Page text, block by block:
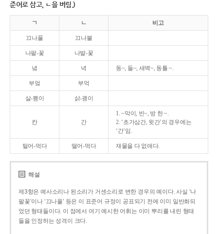
준어로 삼고, ㄴ을 버림.)
ㄱ ㄴ 비고
끄나풀 끄나불
나팔-꽃 나발-꽃
녘 녁 동~, 들~, 새벽~, 동틀 ~.
부엌 부억
살-쾡이 삵-괭이
칸 간
1. ~막이, 빈~, 방 한 ~.
2. ‘초가삼간, 윗간’의 경우에는
‘간’임.
털어-먹다 떨어-먹다 재물을 다 없애다.
해설
제3항은 예사소리나 된소리가 거센소리로 변한 경우의 예이다. 사실 ‘나
팔꽃’이나 ‘끄나풀’ 등은 이 표준어 규정이 공표되기 전에 이미 일반화되
었던 형태들이다. 이 점에서 여기 예시한 어휘는 이미 뿌리를 내린 형태
들을 인정하는 성격이 크다.